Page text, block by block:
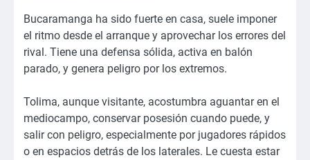
Bucaramanga ha sido fuerte en casa, suele imponer
el ritmo desde el arranque y aprovechar los errores del
rival. Tiene una defensa sólida, activa en balón
parado, y genera peligro por los extremos.
Tolima, aunque visitante, acostumbra aguantar en el
mediocampo, conservar posesión cuando puede, y
salir con peligro, especialmente por jugadores rápidos
o en espacios detrás de los laterales. Le cuesta estar